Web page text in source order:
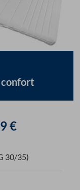
confort
€
30/35)